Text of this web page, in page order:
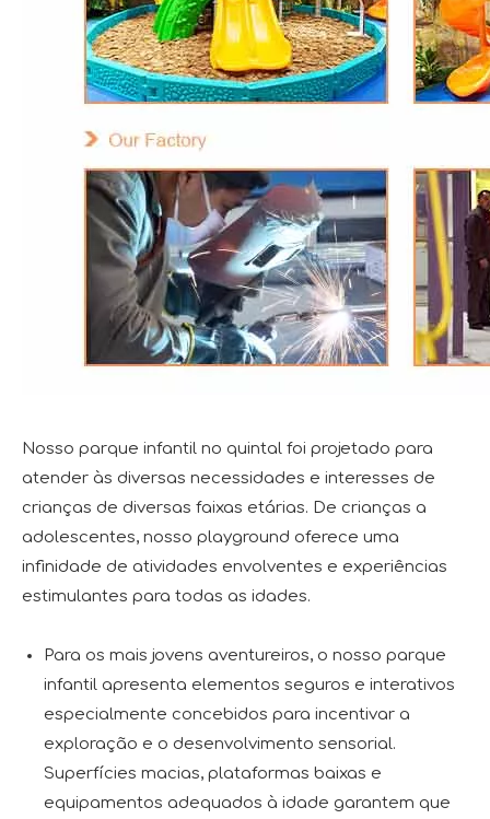
Nosso parque infantil no quintal foi projetado para
atender às diversas necessidades e interesses de
crianças de diversas faixas etárias. De crianças a
adolescentes, nosso playground oferece uma
infinidade de atividades envolventes e experiências
estimulantes para todas as idades.
Para os mais jovens aventureiros, o nosso parque
infantil apresenta elementos seguros e interativos
especialmente concebidos para incentivar a
exploração e o desenvolvimento sensorial.
Superfícies macias, plataformas baixas e
equipamentos adequados à idade garantem que